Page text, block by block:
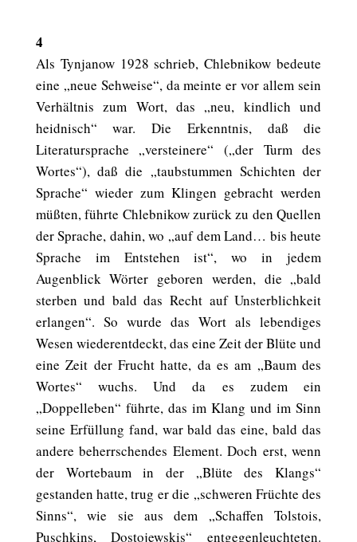
4
Als Tynjanow 1928 schrieb, Chlebnikow bedeute
eine „neue Sehweise“, da meinte er vor allem sein
Verhältnis zum Wort, das „neu, kindlich und
heidnisch“ war. Die Erkenntnis, daß die
Literatursprache „versteinere“ („der Turm des
Wortes“), daß die „taubstummen Schichten der
Sprache“ wieder zum Klingen gebracht werden
müßten, führte Chlebnikow zurück zu den Quellen
der Sprache, dahin, wo „auf dem Land… bis heute
Sprache im Entstehen ist“, wo in jedem
Augenblick Wörter geboren werden, die „bald
sterben und bald das Recht auf Unsterblichkeit
erlangen“. So wurde das Wort als lebendiges
Wesen wiederentdeckt, das eine Zeit der Blüte und
eine Zeit der Frucht hatte, da es am „Baum des
Wortes“ wuchs. Und da es zudem ein
„Doppelleben“ führte, das im Klang und im Sinn
seine Erfüllung fand, war bald das eine, bald das
andere beherrschendes Element. Doch erst, wenn
der Wortebaum in der „Blüte des Klangs“
gestanden hatte, trug er die „schweren Früchte des
Sinns“, wie sie aus dem „Schaffen Tolstois,
Puschkins, Dostojewskis“ entgegenleuchteten.